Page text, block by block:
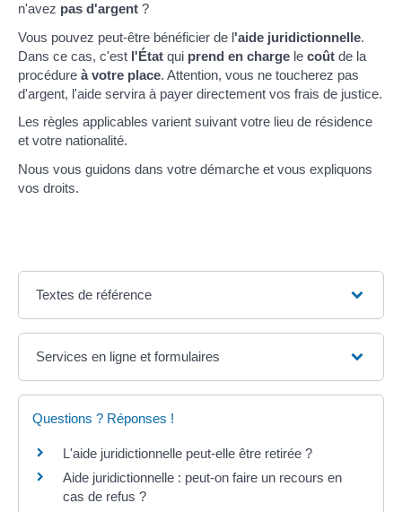
n'avez pas d'argent ?
Vous pouvez peut-être bénéficier de l'aide juridictionnelle.
Dans ce cas, c'est l'État qui prend en charge le coût de la
procédure à votre place. Attention, vous ne toucherez pas
d'argent, l'aide servira à payer directement vos frais de justice.
Les règles applicables varient suivant votre lieu de résidence
et votre nationalité.
Nous vous guidons dans votre démarche et vous expliquons
vos droits.
Textes de référence
Services en ligne et formulaires
Questions ? Réponses !
L'aide juridictionnelle peut-elle être retirée ?
Aide juridictionnelle : peut-on faire un recours en
cas de refus ?